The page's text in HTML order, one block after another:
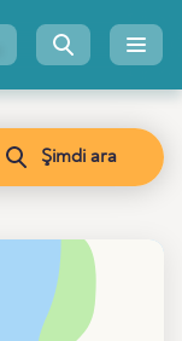
Şimdi ara